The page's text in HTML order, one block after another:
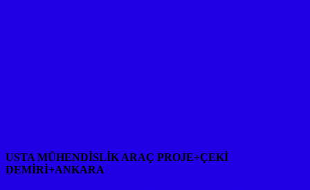
USTA MÜHENDİSLİK ARAÇ PROJE+ÇEKİ
DEMİRİ+ANKARA